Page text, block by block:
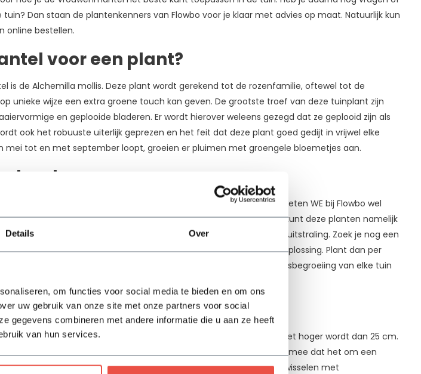
Details Over
om functies voor social media te bieden en om ons
uw gebruik van onze site met onze partners voor social
gegevens combineren met andere informatie die u aan ze heeft
van hun services.
Dan staan de plantenkenners van Flowbo voor je klaar met advies op maat. Natuurlijk kun
online bestellen.
voor een plant?
is de Alchemilla mollis. Deze plant wordt gerekend tot de rozenfamilie, oftewel tot de
unieke wijze een extra groene touch kan geven. De grootste troef van deze tuinplant zijn
en geplooide bladeren. Er wordt hierover weleens gezegd dat ze geplooid zijn als
ook het robuuste uiterlijk geprezen en het feit dat deze plant goed gedijt in vrijwel elke
mei tot en met september loopt, groeien er pluimen met groengele bloemetjes aan.
border
het soms lastig om deze mooi te vullen. Hoe pak je dat aan? Daar weten WE bij Flowbo wel
in ons online assortiment waar veel vraag naar is. Je kunt deze planten namelijk
borderplanten. Ze geven je tuin meteen een frisse en natuurlijke uitstraling. Zoek je nog een
gedeelte van je tuin? Ook dan is de Vrouwenmantel een perfecte oplossing. Plant dan per
een vol geheel. Het zijn echt van die vaste planten die tot de basisbegroeiing van elke tuin
Alchemilla mollis
mollis, die het tot een zeer veelzijdige plant maakt, is dat hij niet hoger wordt dan 25 cm.
recht komt in zowel grote als kleine tuinen. Houdt er wel rekening mee dat het om een
veel groen of kleur in je tuin? Dan kun je de Vrouwenmantel afwisselen met